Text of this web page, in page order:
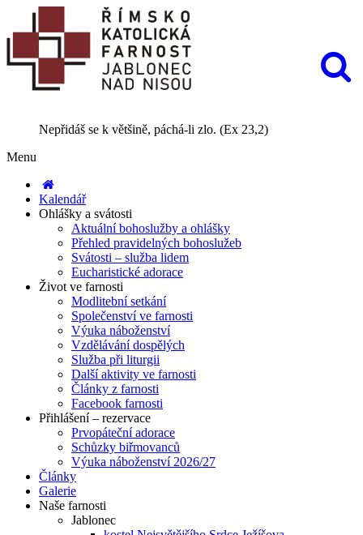
Nepřidáš se k většině, páchá-li zlo. (Ex 23,2)
Menu
Kalendář
Ohlášky a svátosti
Aktuální bohoslužby a ohlášky
Přehled pravidelných bohoslužeb
Svátosti – služba lidem
Eucharistické adorace
Život ve farnosti
Modlitební setkání
Společenství ve farnosti
Výuka náboženství
Vzdělávání dospělých
Služba při liturgii
Další aktivity ve farnosti
Články z farnosti
Facebook farnosti
Přihlášení – rezervace
Prvopáteční adorace
Schůzky biřmovanců
Výuka náboženství 2026/27
Články
Galerie
Naše farnosti
Jablonec